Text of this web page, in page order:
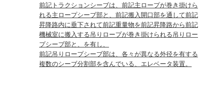
前記トラクションシーブは、前記主ロープが巻き掛けら
れる主ロープシーブ部と、前記搬入開口部を通して前記
昇降路内に垂下されて前記重量物を前記昇降路から前記
機械室に搬入する吊りロープが巻き掛けられる吊りロー
プシーブ部と、を有し、
前記吊りロープシーブ部は、各々が異なる外径を有する
複数のシーブ分割部を含んでいる、エレベータ装置。